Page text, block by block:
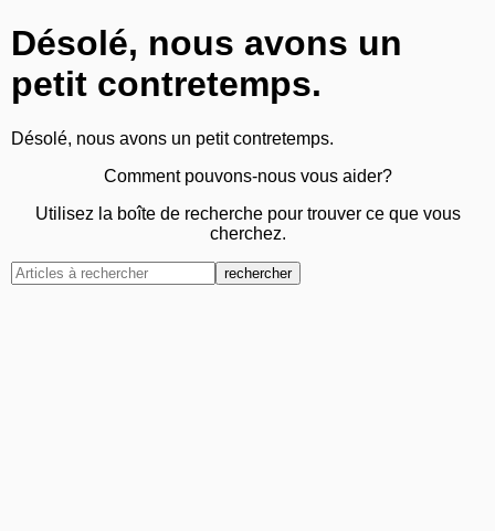
Désolé, nous avons un
petit contretemps.
Désolé, nous avons un petit contretemps.
Comment pouvons-nous vous aider?
Utilisez la boîte de recherche pour trouver ce que vous
cherchez.
rechercher